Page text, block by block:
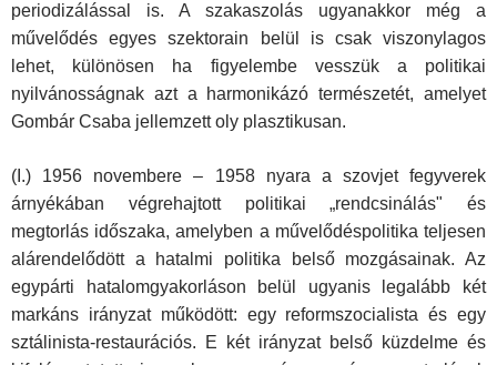
periodizálással is. A szakaszolás ugyanakkor még a
művelődés egyes szektorain belül is csak viszonylagos
lehet, különösen ha figyelembe vesszük a politikai
nyilvánosságnak azt a harmonikázó természetét, amelyet
Gombár Csaba jellemzett oly plasz­tikusan.
(I.) 1956 novembere – 1958 nyara a szovjet fegyverek
árnyékában végrehajtott politikai „rendcsinálás" és
megtorlás időszaka, amely­ben a művelődéspolitika teljesen
alárendelődött a hatalmi politika belső mozgásainak. Az
egypárti hatalomgyakorláson belül ugyanis legalább két
markáns irányzat működött: egy reformszocialista és egy
sztálinista-restaurációs. E két irányzat belső küzdelme és